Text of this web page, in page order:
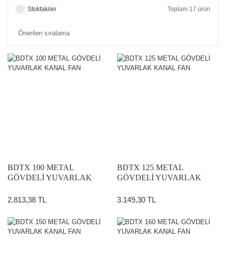
Stoktakiler Toplam 17 ürün
BDTX 100 METAL
GÖVDELİ YUVARLAK
2.813,38 TL
BDTX 125 METAL
GÖVDELİ YUVARLAK
3.149,30 TL